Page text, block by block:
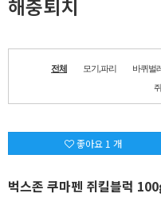
해충퇴치
전체 모기,파리 바퀴벌
좋아요 1 개
벅스존 쿠마펜 쥐킬블럭